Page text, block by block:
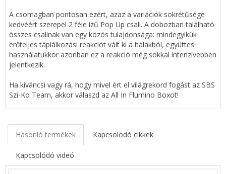
A csomagban pontosan ezért, azaz a variációk sokrétűsége
kedvéért szerepel 2 féle ízű Pop Up csali. A dobozban található
összes csalinak van egy közös tulajdonsága: mindegyikük
erőteljes táplálkozási reakciót vált ki a halakból, együttes
használatukkor azonban ez a reakció még sokkal intenzívebben
jelentkezik.
Ha kíváncsi vagy rá, hogy mivel ért el világrekord fogást az SBS
Szi-Ko Team, akkor válaszd az All In Flumino Boxot!
Hasonló termékek Kapcsolodó cikkek
Kapcsolódó videó